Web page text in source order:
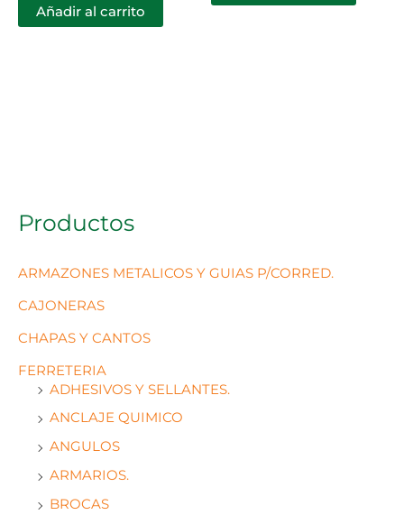
Productos
ARMAZONES METALICOS Y GUIAS P/CORRED.
CAJONERAS
CHAPAS Y CANTOS
FERRETERIA
ADHESIVOS Y SELLANTES.
ANCLAJE QUIMICO
ANGULOS
ARMARIOS.
BROCAS
Añadir al carrito